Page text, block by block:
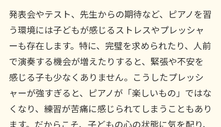
発表会やテスト、先生からの期待など、ピアノを習
う環境には子どもが感じるストレスやプレッシャ
ーも存在します。特に、完璧を求められたり、人前
で演奏する機会が増えたりすると、緊張や不安を
感じる子も少なくありません。こうしたプレッシ
ャーが強すぎると、ピアノが「楽しいもの」ではな
くなり、練習が苦痛に感じられてしまうこともあり
ます。だからこそ、子どもの心の状態に気を配り、